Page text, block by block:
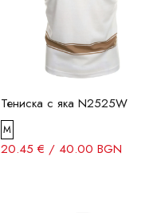
Тениска с яка N2525W
M
20.45 € / 40.00 BGN